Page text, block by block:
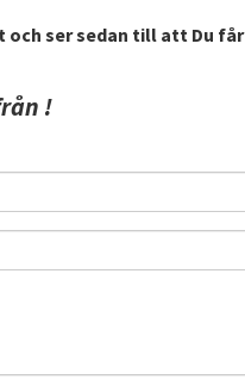
ser sedan till att Du får
!